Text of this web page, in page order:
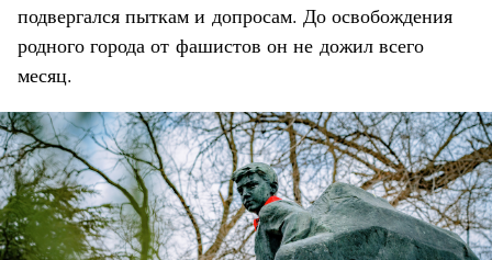
подвергался пыткам и допросам. До освобождения
родного города от фашистов он не дожил всего
месяц.